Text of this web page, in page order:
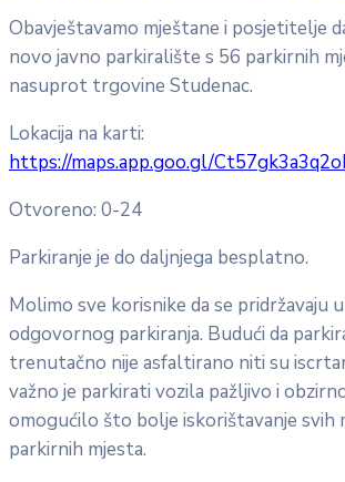
Obavještavamo mještane i posjetitelje
novo javno parkiralište s 56 parkirnih
nasuprot trgovine Studenac.
Lokacija na karti:
https://maps.app.goo.gl/
Otvoreno: 0-24
Parkiranje je do daljnjega besplatno.
Molimo sve korisnike da se pridržavaju
odgovornog parkiranja. Budući da
trenutačno nije asfaltirano niti su
važno je parkirati vozila pažljivo i
omogućilo što bolje iskorištavanje svih
parkirnih mjesta.